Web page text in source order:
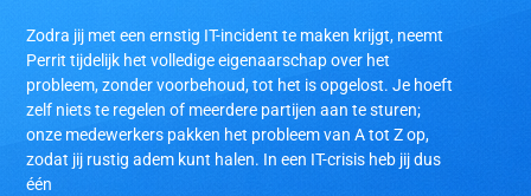
Zodra jij met een ernstig IT-incident te maken krijgt, neemt
Perrit tijdelijk het volledige eigenaarschap over het
probleem, zonder voorbehoud, tot het is opgelost. Je hoeft
zelf niets te regelen of meerdere partijen aan te sturen;
onze medewerkers pakken het probleem van A tot Z op,
zodat jij rustig adem kunt halen. In een IT-crisis heb jij dus
één